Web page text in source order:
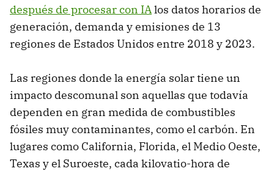
después de procesar con IAlos datos horarios de
generación, demanda y emisiones de 13
regiones de Estados Unidos entre 2018 y 2023.
Las regiones donde la energía solar tiene un
impacto descomunal son aquellas que todavía
dependen en gran medida de combustibles
fósiles muy contaminantes, como el carbón. En
lugares como California, Florida, el Medio Oeste,
Texas y el Suroeste, cada kilovatio-hora de